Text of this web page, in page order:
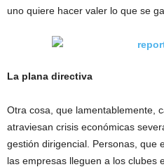
uno quiere hacer valer lo que se
La plana directiva
Otra cosa, que lamentablemente,
atraviesan crisis económicas
gestión dirigencial. Personas, que
las empresas lleguen a los clubes